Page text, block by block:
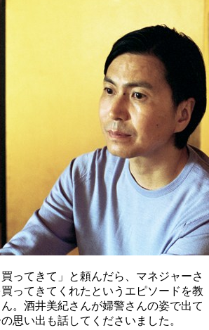
買ってきて」と頼んだら、マネジャーさ
ってきてくれたというエピソードを教
。酒井美紀さんが婦警さんの姿で出て
思い出も話してくださいました。